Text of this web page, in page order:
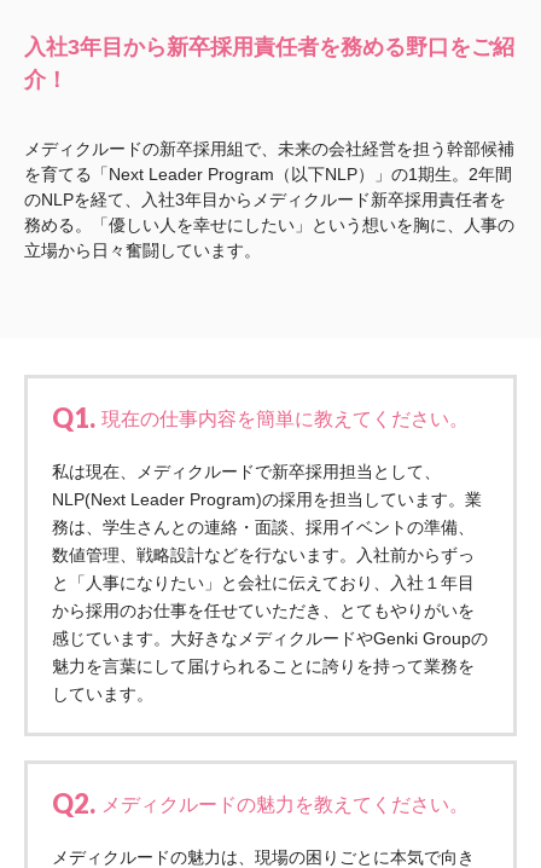
聖心美容クリニック
S-Labo（渋谷院）
フォレストデンタルクリニック
医療法人 共生会
松園病院介護医療院
OKP with Life クリニック
あげお共生の家
医療法人 京都翔医会
西京都病院
西京都クリニック
洛桂の郷
桂寿の郷
訪問看護ステーション秋桜
教育（共に生きる仲間達）
入社3年目から新卒採用責任者を務める野口をご紹
介！
メディクルードの新卒採用組で、未来の会社経営を担う幹部候補
を育てる「Next Leader Program（以下NLP）」の1期生。2年間
のNLPを経て、入社3年目からメディクルード新卒採用責任者を
務める。「優しい人を幸せにしたい」という想いを胸に、人事の
立場から日々奮闘しています。
Q1. 現在の仕事内容を簡単に教えてください。
私は現在、メディクルードで新卒採用担当として、
NLP(Next Leader Program)の採用を担当しています。業
務は、学生さんとの連絡・面談、採用イベントの準備、
数値管理、戦略設計などを行ないます。入社前からずっ
と「人事になりたい」と会社に伝えており、入社１年目
から採用のお仕事を任せていただき、とてもやりがいを
感じています。大好きなメディクルードやGenki Groupの
魅力を言葉にして届けられることに誇りを持って業務を
しています。
Q2. メディクルードの魅力を教えてください。
メディクルードの魅力は、現場の困りごとに本気で向き